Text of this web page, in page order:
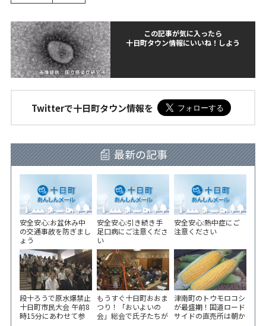
この記事が気に入ったら
十日町タウン情報にいいね！しよう
Twitterで十日町タウン情報を
最新の記事
安全安心:お盆休み中
の交通事故を防ぎまし
ょう
安全安心:引き続き手
足口病にご注意くださ
い
安全安心:熱中症にご
注意ください
段十ろうで原水爆禁止
十日町市民大会 午前8
時15分にあわせて参
もうすぐ十日町おおま
つり！「おいよいの
会」総会で氏子たちが
津南町のトウモロコシ
が最盛期！国道ロード
サイドの直売所は朝か